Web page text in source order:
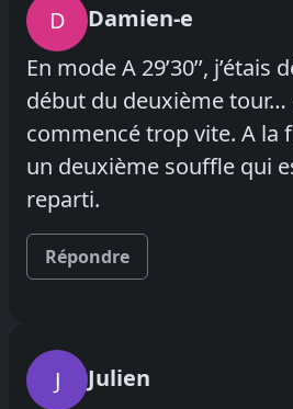
D
Damien-e
En mode A 29’30’’, j’étais
début du deuxième tour…
commencé trop vite. A la
un deuxième souffle qui
reparti.
Répondre
J
Julien